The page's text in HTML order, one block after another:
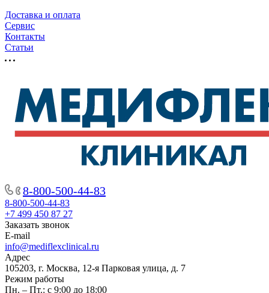
Доставка и оплата
Cервис
Контакты
Статьи
8-800-500-44-83
8-800-500-44-83
+7 499 450 87 27
Заказать звонок
E-mail
info@mediflexclinical.ru
Адрес
105203, г. Москва, 12-я Парковая улица, д. 7
Режим работы
Пн. – Пт.: с 9:00 до 18:00